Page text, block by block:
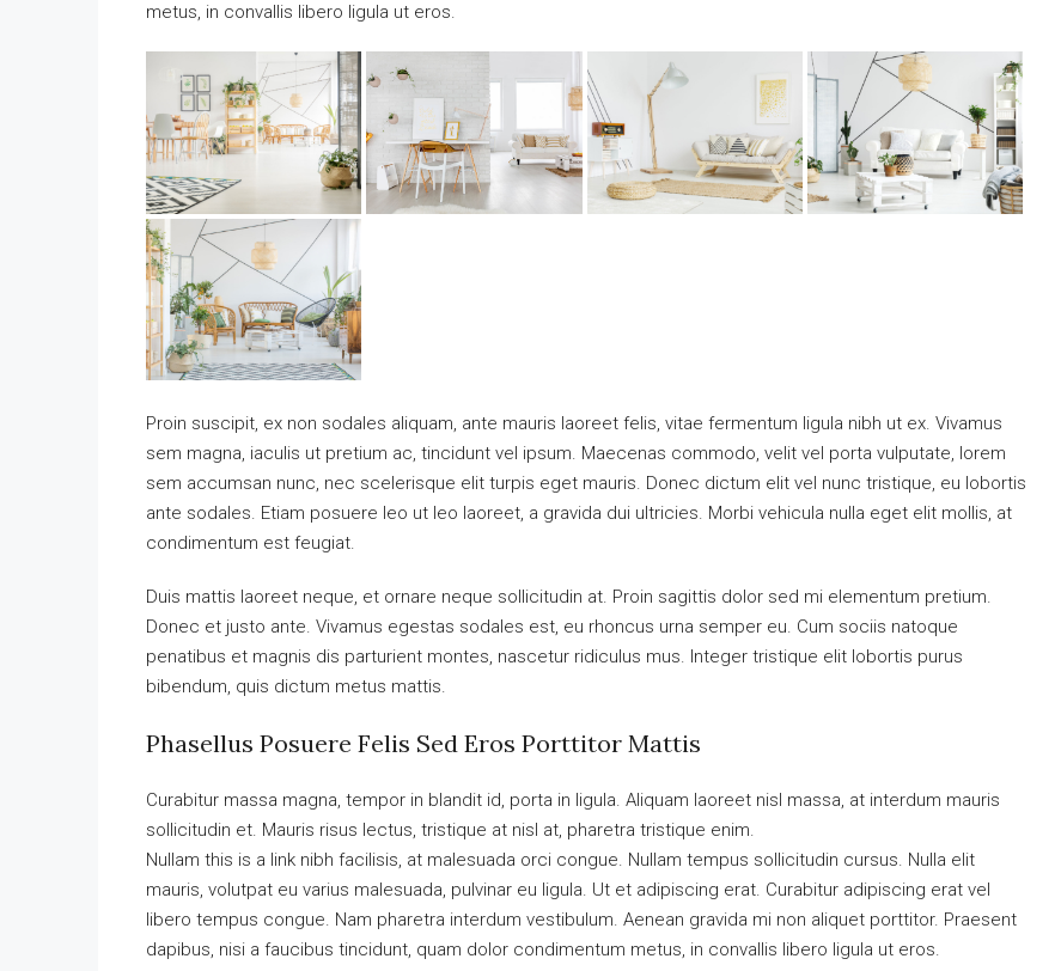
metus, in convallis libero ligula ut eros.
Proin suscipit, ex non sodales aliquam, ante mauris laoreet felis, vitae fermentum ligula nibh ut ex. Vivamus
sem magna, iaculis ut pretium ac, tincidunt vel ipsum. Maecenas commodo, velit vel porta vulputate, lorem
sem accumsan nunc, nec scelerisque elit turpis eget mauris. Donec dictum elit vel nunc tristique, eu lobortis
ante sodales. Etiam posuere leo ut leo laoreet, a gravida dui ultricies. Morbi vehicula nulla eget elit mollis, at
condimentum est feugiat.
Duis mattis laoreet neque, et ornare neque sollicitudin at. Proin sagittis dolor sed mi elementum pretium.
Donec et justo ante. Vivamus egestas sodales est, eu rhoncus urna semper eu. Cum sociis natoque
penatibus et magnis dis parturient montes, nascetur ridiculus mus. Integer tristique elit lobortis purus
bibendum, quis dictum metus mattis.
Phasellus Posuere Felis Sed Eros Porttitor Mattis
Curabitur massa magna, tempor in blandit id, porta in ligula. Aliquam laoreet nisl massa, at interdum mauris
sollicitudin et. Mauris risus lectus, tristique at nisl at, pharetra tristique enim.
Nullam this is a link nibh facilisis, at malesuada orci congue. Nullam tempus sollicitudin cursus. Nulla elit
mauris, volutpat eu varius malesuada, pulvinar eu ligula. Ut et adipiscing erat. Curabitur adipiscing erat vel
libero tempus congue. Nam pharetra interdum vestibulum. Aenean gravida mi non aliquet porttitor. Praesent
dapibus, nisi a faucibus tincidunt, quam dolor condimentum metus, in convallis libero ligula ut eros.